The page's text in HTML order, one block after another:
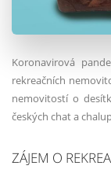
Koronavirová
rekreačních
nemovitostí o
českých chat a
ZÁJEM O